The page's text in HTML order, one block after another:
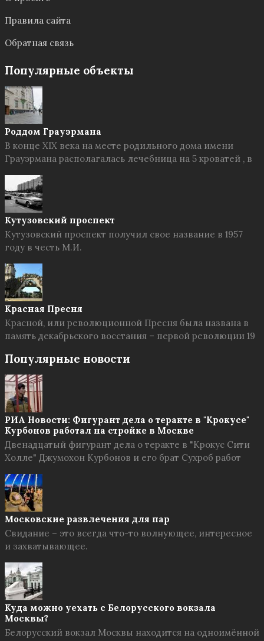
Правила сайта
Обратная связь
Популярные объекты
Роддом Грауэрмана
В конце XIX века на месте родильного дома имени
Грауэрмана располагалась лечебница на 5 кроватей , в
Кутузовский проспект
Кутузовский проспект получил свое название в 1957
году в честь М.И.
Красная Пресня
Красной, или революционной Пресня была названа в
память декабрьского восстания – первой революции 19
Популярные новости
РИА Новости: Фигурант дела о теракте в "Крокусе"
Курбонов работал на стройке в Москве
Двенадцатый фигурант дела о теракте в "Крокус Сити
Холле" Джумохон Курбонов и его брат Сухроб работ
Московские развлечения для пар
Свидание – это всегда что-то волнующее, интересное
и захватывающее.
Куда можно уехать с Белорусского вокзала
Москвы?
Белорусский вокзал Москвы находится на одноимённой